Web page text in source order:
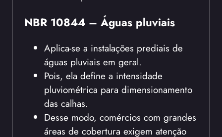
NBR 10844 – Águas pluviais
Aplica-se a instalações prediais de
águas pluviais em geral.
Pois, ela define a intensidade
pluviométrica para dimensionamento
das calhas.
Desse modo, comércios com grandes
áreas de cobertura exigem atenção